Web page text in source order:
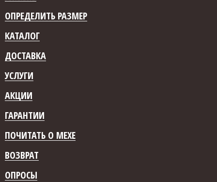
ОПРЕДЕЛИТЬ РАЗМЕР
КАТАЛОГ
ДОСТАВКА
УСЛУГИ
АКЦИИ
ГАРАНТИИ
ПОЧИТАТЬ О МЕХЕ
ВОЗВРАТ
ОПРОСЫ